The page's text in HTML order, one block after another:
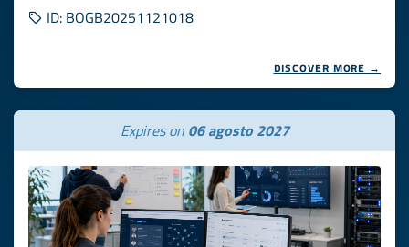
ID: BOGB20251121018
DISCOVER MORE →
Expires on 06 agosto 2027